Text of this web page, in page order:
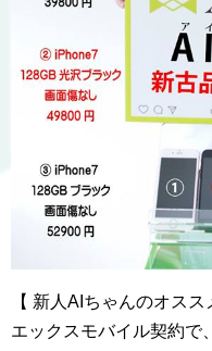
【 新人AIちゃんのオスス
エックスモバイル契約で、